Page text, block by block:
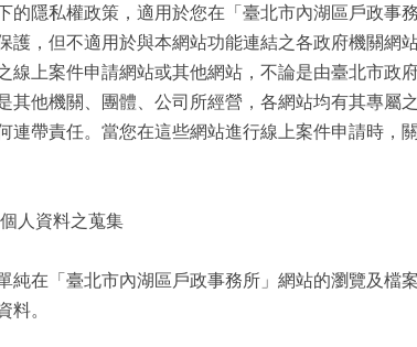
的隱私權政策，適用於您在「臺北市內湖區戶政事
護，但不適用於與本網站功能連結之各政府機關網
線上案件申請網站或其他網站，不論是由臺北市政
其他機關、團體、公司所經營，各網站均有其專屬
連帶責任。當您在這些網站進行線上案件申請時，
個人資料之蒐集
純在「臺北市內湖區戶政事務所」網站的瀏覽及檔
料。